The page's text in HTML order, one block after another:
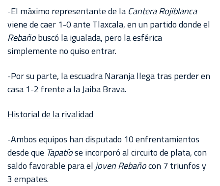
-El máximo representante de la Cantera Rojiblanca
viene de caer 1-0 ante Tlaxcala, en un partido donde el
Rebañobuscó la igualada, pero la esférica
simplemente no quiso entrar.
-Por su parte, la escuadra Naranja llega tras perder en
casa 1-2 frente a la Jaiba Brava.
Historial de la rivalidad
-Ambos equipos han disputado 10 enfrentamientos
desde que Tapatíose incorporó al circuito de plata, con
saldo favorable para el joven Rebañocon 7 triunfos y
3 empates.